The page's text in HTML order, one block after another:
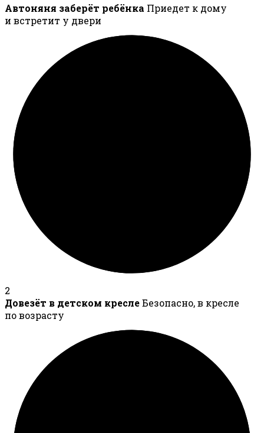
Автоняня заберёт ребёнка Приедет к дому
и встретит у двери
2
Довезёт в детском креслеБезопасно, в кресле
по возрасту